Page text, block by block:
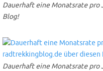
Dauerhaft eine Monatsrate pro
Blog!
Dauerhaft eine Monatsrate pro